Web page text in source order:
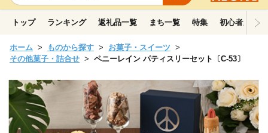
トップ ランキング 返礼品一覧 まち一覧 特集 初心者ガイド
ホーム ものから探す
お菓子・スイーツ
その他菓子・詰合せ
ペニーレイン パティスリーセット〔C-53〕